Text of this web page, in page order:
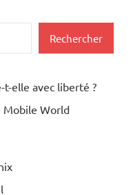
Rechercher
t-elle avec liberté ?
Mobile World